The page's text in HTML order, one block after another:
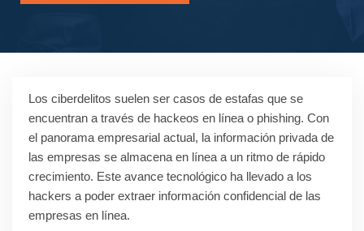
Los ciberdelitos suelen ser casos de estafas que se
encuentran a través de hackeos en línea o phishing. Con
el panorama empresarial actual, la información privada de
las empresas se almacena en línea a un ritmo de rápido
crecimiento. Este avance tecnológico ha llevado a los
hackers a poder extraer información confidencial de las
empresas en línea.